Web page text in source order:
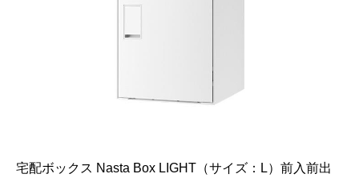
宅配ボックス Nasta Box LIGHT（サイズ：L）前入前出